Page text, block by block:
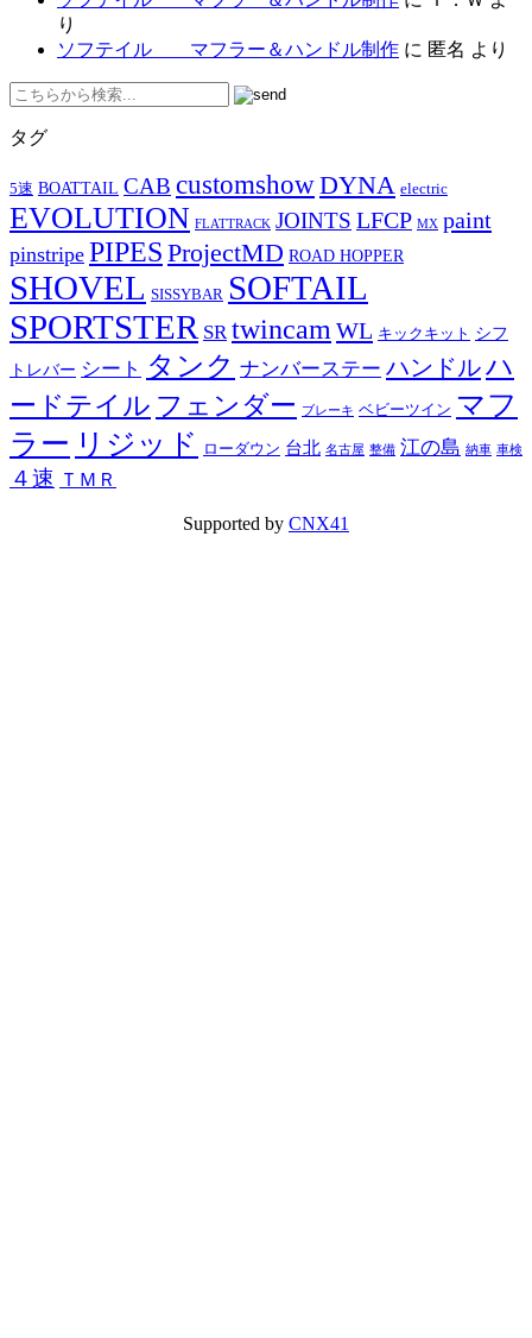
り
ソフテイル マフラー＆ハンドル制作 に 匿名 より
タグ
5速 BOATTAIL CAB customshowDYNA electric
EVOLUTION FLATTRACK JOINTS LFCP MX paint
pinstripe PIPES ProjectMD ROAD HOPPER
SHOVEL SISSYBAR SOFTAIL
SPORTSTER SR twincamWL キックキット シフ
トレバー シート タンク ナンバーステー ハンドルハ
ードテイル フェンダー ブレーキ ベビーツイン マフ
ラー リジッド ローダウン 台北 名古屋 整備 江の島 納車 車検
４速 ＴＭＲ
Supported by CNX41